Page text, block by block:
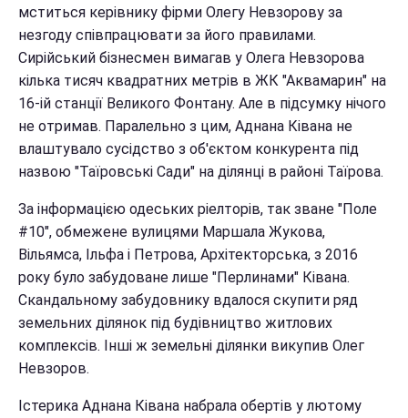
мститься керівнику фірми Олегу Невзорову за
незгоду співпрацювати за його правилами.
Сирійський бізнесмен вимагав у Олега Невзорова
кілька тисяч квадратних метрів в ЖК "Аквамарин" на
16-ій станції Великого Фонтану. Але в підсумку нічого
не отримав. Паралельно з цим, Аднана Ківана не
влаштувало сусідство з об'єктом конкурента під
назвою "Таїровські Сади" на ділянці в районі Таїрова.
За інформацією одеських ріелторів, так зване "Поле
#10", обмежене вулицями Маршала Жукова,
Вільямса, Ільфа і Петрова, Архітекторська, з 2016
року було забудоване лише "Перлинами" Ківана.
Скандальному забудовнику вдалося скупити ряд
земельних ділянок під будівництво житлових
комплексів. Інші ж земельні ділянки викупив Олег
Невзоров.
Істерика Аднана Ківана набрала обертів у лютому